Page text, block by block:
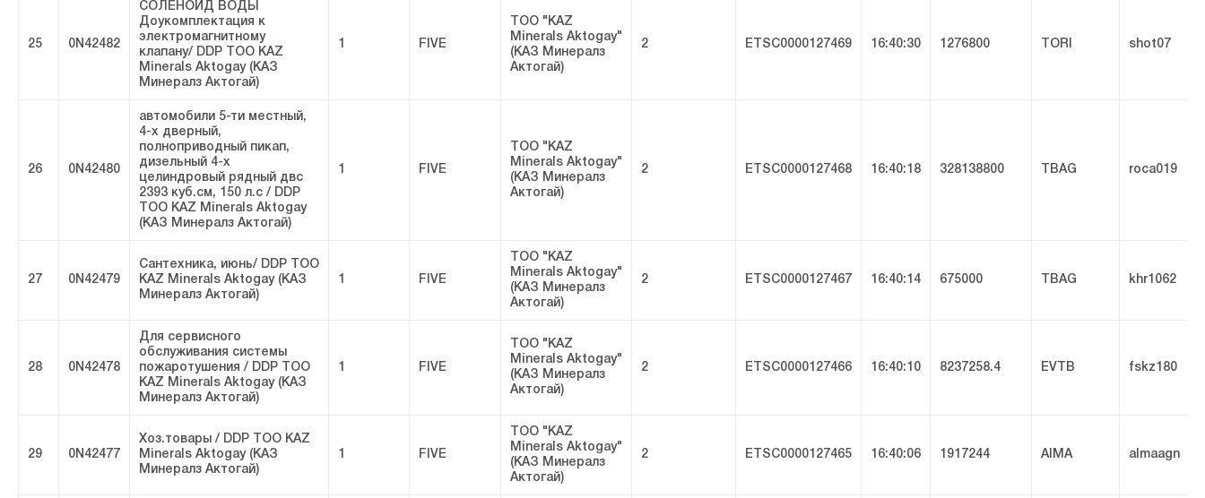
25 0N42482
СОЛЕНОИД ВОДЫ
Доукомплектация к
электромагнитному
клапану/ DDP ТОО KAZ
Minerals Aktogay (КАЗ
Минералз Актогай)
1 FIVE
ТОО "KAZ
Minerals Aktogay"
(КАЗ Минералз
Актогай)
2 ETSC0000127469 16:40:30 1276800 TORI shot07
26 0N42480
автомобили 5-ти местный,
4-х дверный,
полноприводный пикап,
дизельный 4-х
целиндровый рядный двс
2393 куб.см, 150 л.с / DDP
ТОО KAZ Minerals Aktogay
(КАЗ Минералз Актогай)
1 FIVE
ТОО "KAZ
Minerals Aktogay"
(КАЗ Минералз
Актогай)
2 ETSC0000127468 16:40:18 328138800 TBAG roca019
27 0N42479
Сантехника, июнь/ DDP ТОО
KAZ Minerals Aktogay (КАЗ
Минералз Актогай)
1 FIVE
ТОО "KAZ
Minerals Aktogay"
(КАЗ Минералз
Актогай)
2 ETSC0000127467 16:40:14 675000 TBAG khr1062
28 0N42478
Для сервисного
обслуживания системы
пожаротушения / DDP ТОО
KAZ Minerals Aktogay (КАЗ
Минералз Актогай)
1 FIVE
ТОО "KAZ
Minerals Aktogay"
(КАЗ Минералз
Актогай)
2 ETSC0000127466 16:40:10 8237258.4 EVTB fskz180
29 0N42477
Хоз.товары / DDP ТОО KAZ
Minerals Aktogay (КАЗ
Минералз Актогай)
1 FIVE
ТОО "KAZ
Minerals Aktogay"
(КАЗ Минералз
Актогай)
2 ETSC0000127465 16:40:06 1917244 AIMA almaagn